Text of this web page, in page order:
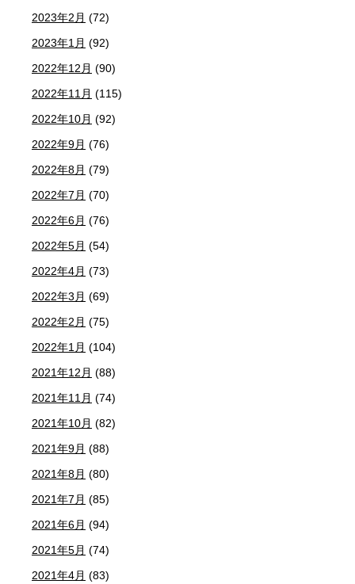
2023年2月 (72)
2023年1月 (92)
2022年12月 (90)
2022年11月 (115)
2022年10月 (92)
2022年9月 (76)
2022年8月 (79)
2022年7月 (70)
2022年6月 (76)
2022年5月 (54)
2022年4月 (73)
2022年3月 (69)
2022年2月 (75)
2022年1月 (104)
2021年12月 (88)
2021年11月 (74)
2021年10月 (82)
2021年9月 (88)
2021年8月 (80)
2021年7月 (85)
2021年6月 (94)
2021年5月 (74)
2021年4月 (83)